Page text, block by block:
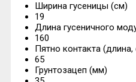
Ширина гусеницы (см)
19
Длина гусеничного
160
Пятно контакта (длина,
65
Грунтозацеп (мм)